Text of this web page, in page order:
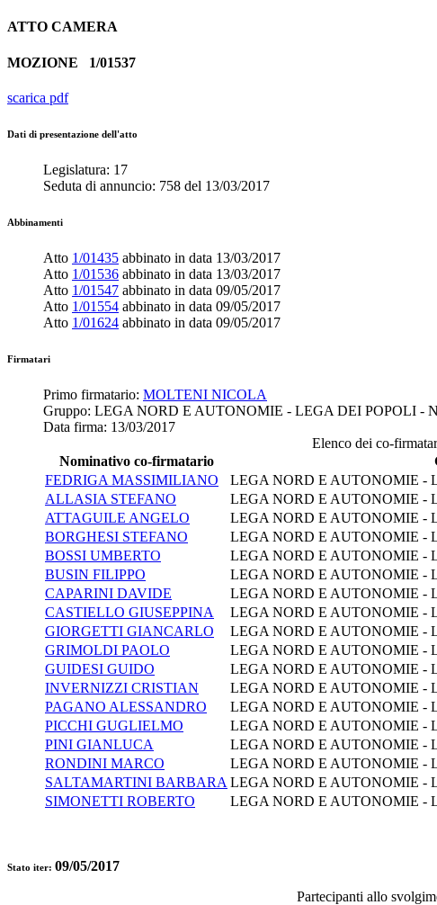
ATTO CAMERA
MOZIONE 1/01537
scarica pdf
Dati di presentazione dell'atto
Legislatura: 17
Seduta di annuncio: 758 del 13/03/2017
Abbinamenti
Atto 1/01435 abbinato in data 13/03/2017
Atto 1/01536 abbinato in data 13/03/2017
Atto 1/01547 abbinato in data 09/05/2017
Atto 1/01554 abbinato in data 09/05/2017
Atto 1/01624 abbinato in data 09/05/2017
Firmatari
Primo firmatario: MOLTENI NICOLA
Gruppo: LEGA NORD E AUTONOMIE - LEGA DEI POPOLI -
Data firma: 13/03/2017
Elenco dei co-
Nominativo co-firmatario
FEDRIGA MASSIMILIANO
LEGA NORD E AUTONOMIE -
ALLASIA STEFANO
LEGA NORD E AUTONOMIE -
ATTAGUILE ANGELO
LEGA NORD E AUTONOMIE -
BORGHESI STEFANO
LEGA NORD E AUTONOMIE -
BOSSI UMBERTO
LEGA NORD E AUTONOMIE -
BUSIN FILIPPO
LEGA NORD E AUTONOMIE -
CAPARINI DAVIDE
LEGA NORD E AUTONOMIE -
CASTIELLO GIUSEPPINA
LEGA NORD E AUTONOMIE -
GIORGETTI GIANCARLO
LEGA NORD E AUTONOMIE -
GRIMOLDI PAOLO
LEGA NORD E AUTONOMIE -
GUIDESI GUIDO
LEGA NORD E AUTONOMIE -
INVERNIZZI CRISTIAN
LEGA NORD E AUTONOMIE -
PAGANO ALESSANDRO
LEGA NORD E AUTONOMIE -
PICCHI GUGLIELMO
LEGA NORD E AUTONOMIE -
PINI GIANLUCA
LEGA NORD E AUTONOMIE -
RONDINI MARCO
LEGA NORD E AUTONOMIE -
SALTAMARTINI BARBARA LEGA NORD E AUTONOMIE -
SIMONETTI ROBERTO
LEGA NORD E AUTONOMIE -
Stato iter: 09/05/2017
Partecipanti allo